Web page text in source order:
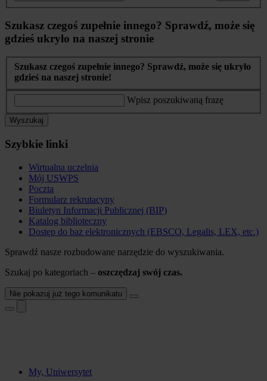
Szukasz czegoś zupełnie innego? Sprawdź, może się
gdzieś ukryło na naszej stronie
Szukasz czegoś zupełnie innego? Sprawdź, może się ukryło
gdzieś na naszej stronie!
Wpisz poszukiwaną frazę
Wyszukaj
Szybkie linki
Wirtualna uczelnia
Mój USWPS
Poczta
Formularz rekrutacyny
Biuletyn Informacji Publicznej (BIP)
Katalog biblioteczny
Dostęp do baz elektronicznych (EBSCO, Legalis, LEX, etc.)
Sprawdź nasze rozbudowane narzędzie do wyszukiwania.
Szukaj po kategoriach – oszczędzaj swój czas.
Nie pokazuj już tego komunikatu
My, Uniwersytet